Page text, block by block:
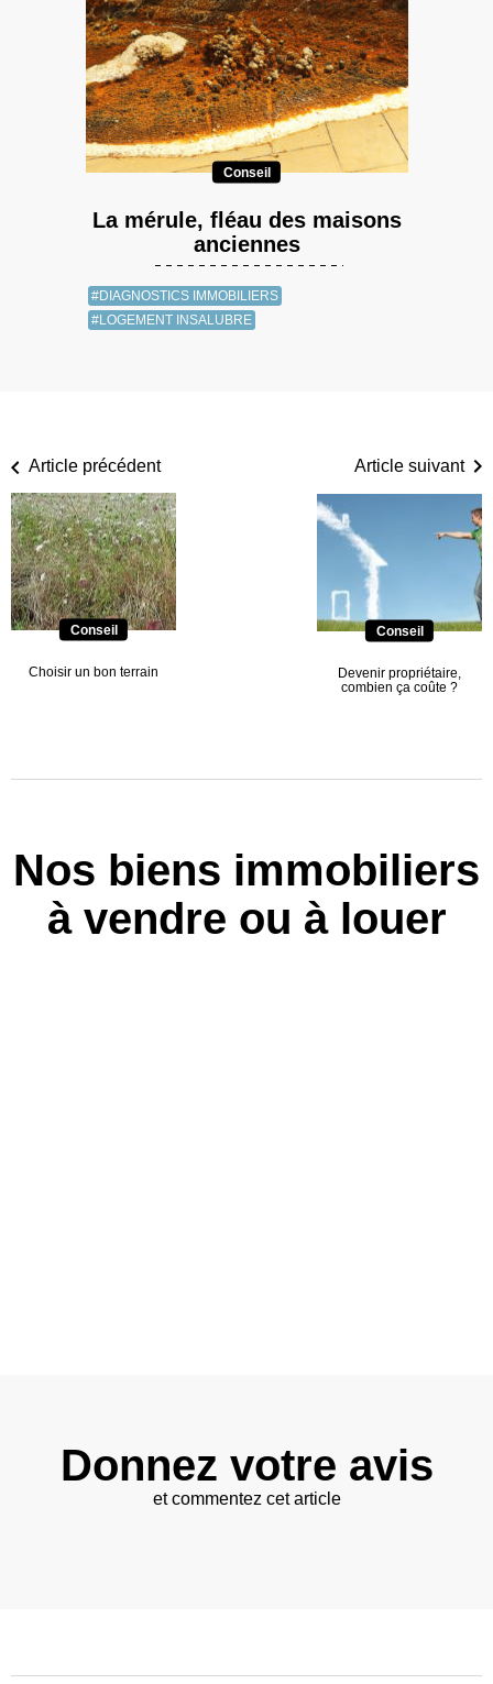
Conseil
La mérule, fléau des maisons
anciennes
#DIAGNOSTICS IMMOBILIERS
#LOGEMENT INSALUBRE
Article précédent
Conseil
Choisir un bon terrain
Article suivant
Conseil
Devenir propriétaire,
combien ça coûte ?
Nos biens immobiliers
à vendre ou à louer
Donnez votre avis
et commentez cet article